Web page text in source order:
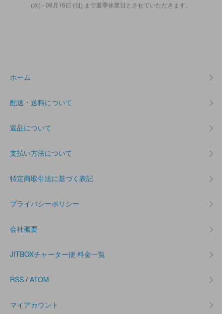
(水) - 08月16日 (日) まで夏季休業日とさせていただきます。
ホーム
配送・送料について
返品について
支払い方法について
特定商取引法に基づく表記
プライバシーポリシー
会社概要
JITBOXチャーター便 料金一覧
RSS / ATOM
マイアカウント